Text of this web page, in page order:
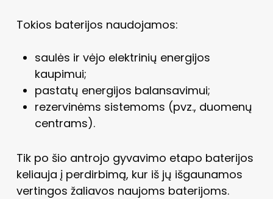
Tokios baterijos naudojamos:
saulės ir vėjo elektrinių energijos
kaupimui;
pastatų energijos balansavimui;
rezervinėms sistemoms (pvz., duomenų
centrams).
Tik po šio antrojo gyvavimo etapo baterijos
keliauja į perdirbimą, kur iš jų išgaunamos
vertingos žaliavos naujoms baterijoms.